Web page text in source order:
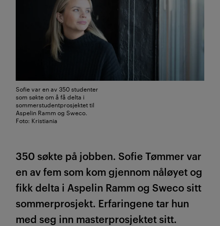
Sofie var en av 350 studenter
som søkte om å få delta i
sommerstudentprosjektet til
Aspelin Ramm og Sweco.
Foto: Kristiania
350 søkte på jobben. Sofie Tømmer var
en av fem som kom gjennom nåløyet og
fikk delta i Aspelin Ramm og Sweco sitt
sommerprosjekt. Erfaringene tar hun
med seg inn masterprosjektet sitt.